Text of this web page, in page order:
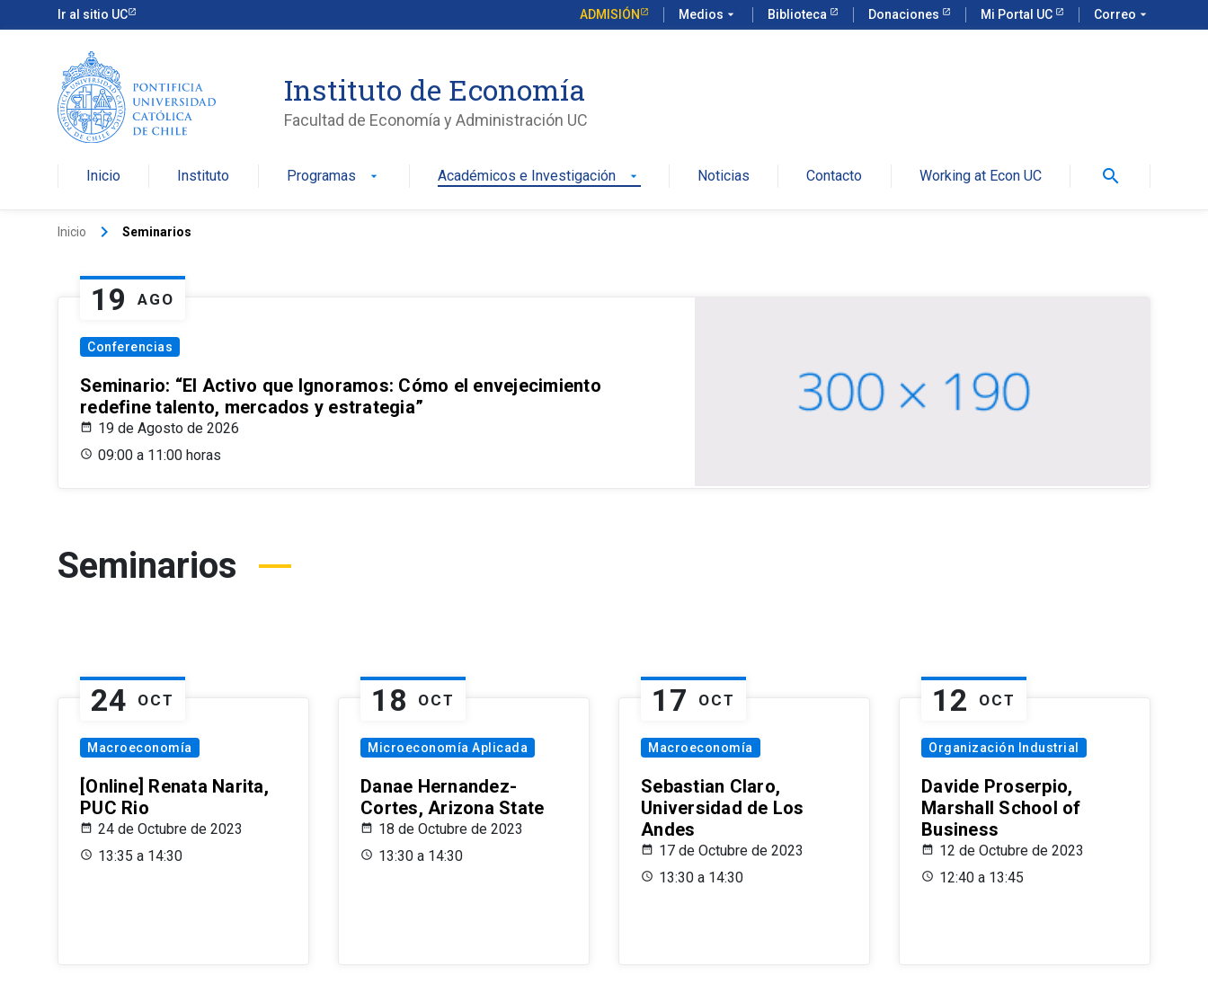
Ir al sitio UC ADMISIÓN Medios arrow_drop_down Biblioteca Donaciones Mi Portal UC Correo arrow_drop_down
Instituto de Economía
Facultad de Economía y Administración UC
Inicio Instituto Programas arrow_drop_down Académicos e Investigación arrow_drop_down Noticias Contacto Working at Econ UC search
Inicio keyboard_arrow_right Seminarios
19 AGO
Conferencias
Seminario: “El Activo que Ignoramos: Cómo el envejecimiento
redefine talento, mercados y estrategia”
19 de Agosto de 2026
09:00 a 11:00 horas
Seminarios
24 OCT
Macroeconomía
[Online] Renata Narita,
PUC Rio
24 de Octubre de 2023
13:35 a 14:30
18 OCT
Microeconomía Aplicada
Danae Hernandez-
Cortes, Arizona State
18 de Octubre de 2023
13:30 a 14:30
17 OCT
Macroeconomía
Sebastian Claro,
Universidad de Los
Andes
17 de Octubre de 2023
13:30 a 14:30
12 OCT
Organización Industrial
Davide Proserpio,
Marshall School of
Business
12 de Octubre de 2023
12:40 a 13:45